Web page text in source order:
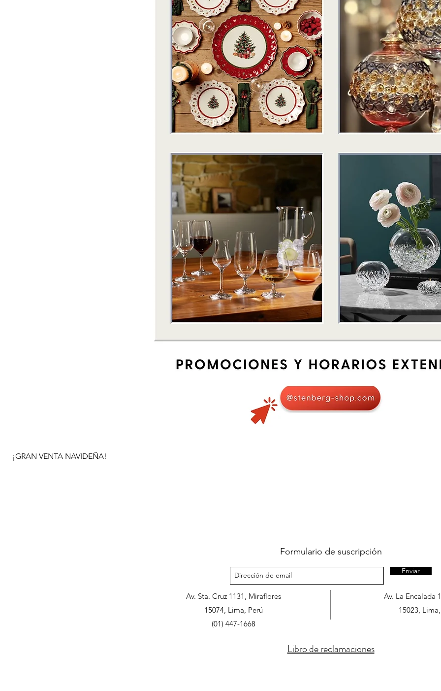
¡GRAN VENTA NAVIDEÑA!
Formulario de suscripción
Enviar
Av. Sta. Cruz 1131, Miraflores
15074, Lima, Perú
Av. La Encalada
15023,
(01) 447-1668
Libro de reclamaciones